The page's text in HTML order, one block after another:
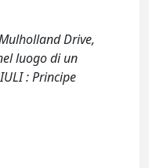
Drive,
luogo di un
: Principe